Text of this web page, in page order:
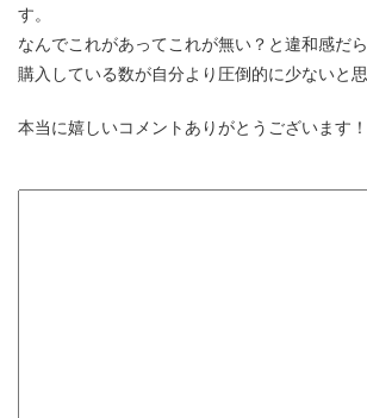
す。
なんでこれがあってこれが無い？と違和感だら
購入している数が自分より圧倒的に少ないと思
本当に嬉しいコメントありがとうございます！